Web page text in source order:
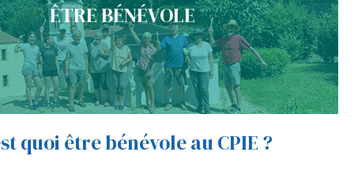
ÊTRE BÉNÉVOLE
quoi être bénévole au CPIE ?